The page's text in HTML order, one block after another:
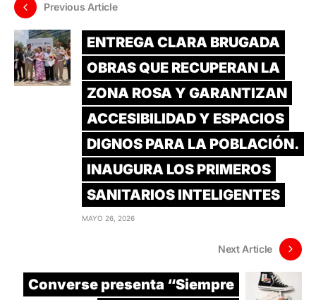
Previous Article
ENTREGA CLARA BRUGADA
OBRAS QUE RECUPERAN LA
ZONA ROSA Y GARANTIZAN
ACCESIBILIDAD Y ESPACIOS
DIGNOS PARA LA POBLACIÓN.
INAUGURA LOS PRIMEROS
SANITARIOS INTELIGENTES
MAYO 26, 2026
Next Article
Converse presenta “Siempre